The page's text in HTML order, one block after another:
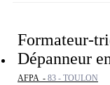
Formateur-
Dépanneur
AFPA - 83 - TOULON